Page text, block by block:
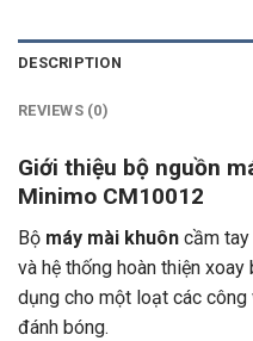
DESCRIPTION
REVIEWS (0)
Giới thiệu bộ nguồn
Minimo CM10012
Bộ máy mài khuôn cầm
và hệ thống hoàn thiện
dụng cho một loạt các
đánh bóng.